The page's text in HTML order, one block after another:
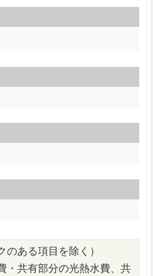
ある項目を除く）
・共有部分の光熱水費、共